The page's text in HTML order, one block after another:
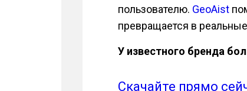
пользователю. GeoAist
превращается в
У известного бренда
Скачайте прямо